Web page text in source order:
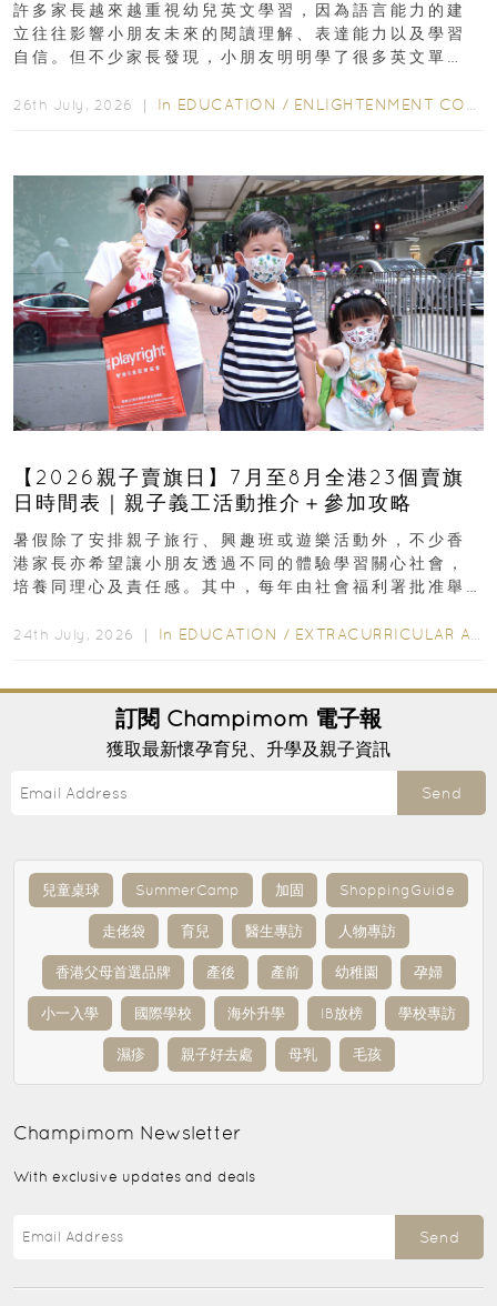
許多家長越來越重視幼兒英文學習，因為語言能力的建
立往往影響小朋友未來的閱讀理解、表達能力以及學習
自信。但不少家長發現，小朋友明明學了很多英文單
26th July, 2026 ｜ In EDUCATION / ENLIGHTENMENT CORNER
【2026親子賣旗日】7月至8月全港23個賣旗
日時間表｜親子義工活動推介＋參加攻略
暑假除了安排親子旅行、興趣班或遊樂活動外，不少香
港家長亦希望讓小朋友透過不同的體驗學習關心社會，
培養同理心及責任感。其中，每年由社會福利署批准舉
24th July, 2026 ｜ In EDUCATION / EXTRACURRICULAR ACTIVITIES
訂閱 Champimom 電子報
獲取最新懷孕育兒、升學及親子資訊
Send
兒童桌球 SummerCamp 加固 ShoppingGuide
走佬袋 育兒 醫生專訪 人物專訪
香港父母首選品牌 產後 產前 幼稚園 孕婦
小一入學 國際學校 海外升學 IB放榜 學校專訪
濕疹 親子好去處 母乳 毛孩
Champimom Newsletter
With exclusive updates and deals
Send